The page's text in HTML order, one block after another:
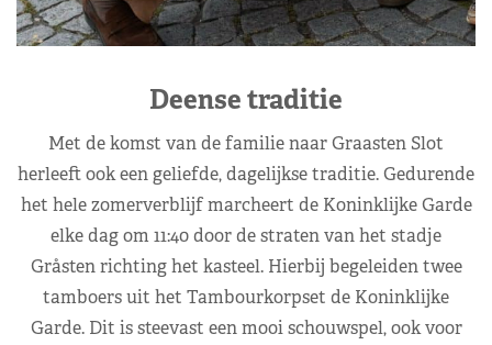
Deense traditie
Met de komst van de familie naar Graasten Slot
herleeft ook een geliefde, dagelijkse traditie. Gedurende
het hele zomerverblijf marcheert de Koninklijke Garde
elke dag om 11:40 door de straten van het stadje
Gråsten richting het kasteel. Hierbij begeleiden twee
tamboers uit het Tambourkorpset de Koninklijke
Garde. Dit is steevast een mooi schouwspel, ook voor